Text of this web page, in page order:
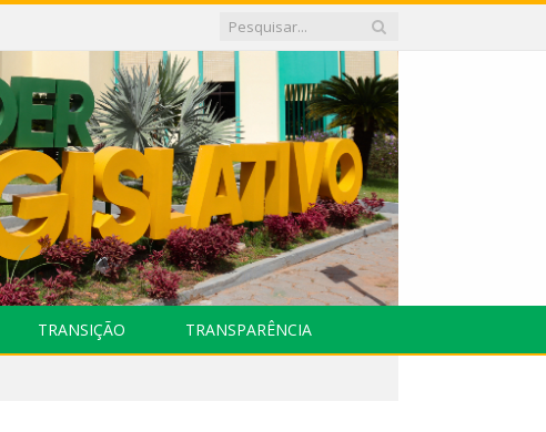
TRANSIÇÃO TRANSPARÊNCIA